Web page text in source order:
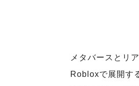
メタバースとリ
Robloxで展開す